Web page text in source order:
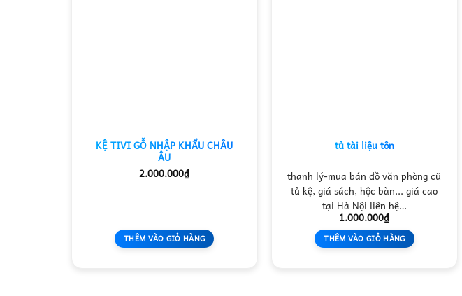
KỆ TIVI GỖ NHẬP KHẨU CHÂU
ÂU
2.000.000₫
THÊM VÀO GIỎ HÀNG
tủ tài liệu tôn
thanh lý-mua bán đồ văn phòng cũ
tủ kệ, giá sách, hộc bàn... giá cao
tại Hà Nội liên hệ…
1.000.000₫
THÊM VÀO GIỎ HÀNG